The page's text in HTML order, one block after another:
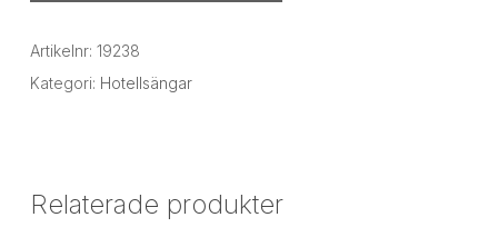
Artikelnr: 19238
Kategori: Hotellsängar
Relaterade produkter